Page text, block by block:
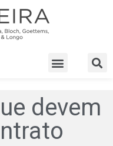
devem